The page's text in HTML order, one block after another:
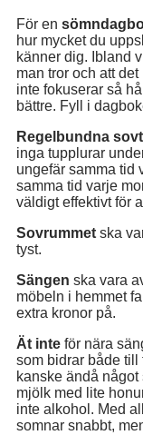
För en
hur mycket du
känner dig. Ibland
man tror och att
inte fokuserar så
bättre. Fyll i
Regelbundna
inga tupplurar
ungefär samma tid
samma tid varje
väldigt effektivt för
Sovrummet ska
tyst.
Sängen ska vara
möbeln i hemmet
extra kronor på.
Ät inte för nära
som bidrar både till
kanske ändå något
mjölk med lite
inte alkohol. Med
somnar snabbt,